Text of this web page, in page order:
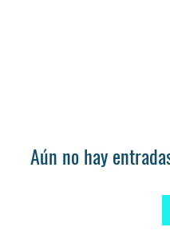
Aún no hay